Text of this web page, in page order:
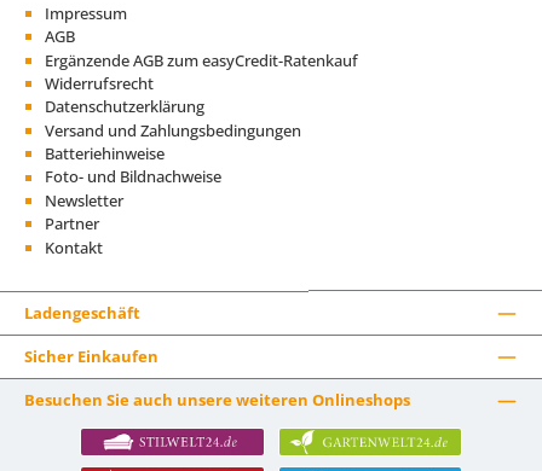
Impressum
AGB
Ergänzende AGB zum easyCredit-Ratenkauf
Widerrufsrecht
Datenschutzerklärung
Versand und Zahlungsbedingungen
Batteriehinweise
Foto- und Bildnachweise
Newsletter
Partner
Kontakt
Ladengeschäft
Sicher Einkaufen
Besuchen Sie auch unsere weiteren Onlineshops